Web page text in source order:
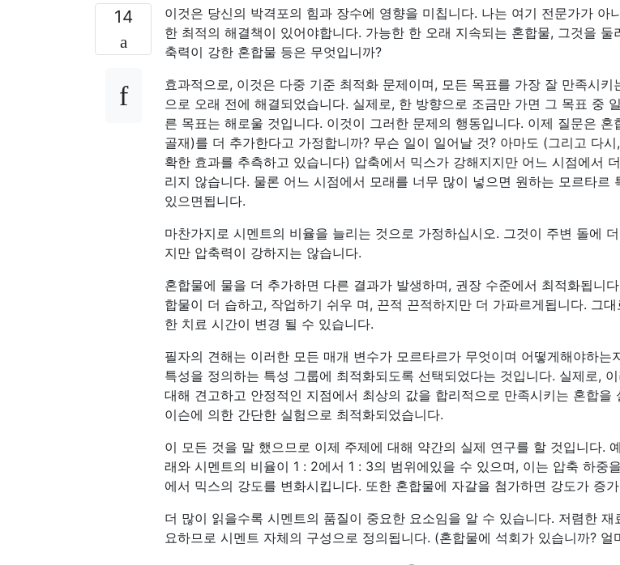
14
이것은 당신의 박격포의 힘과 장수에 영향을 미칩니다. 나는 여기 전문가가 아
한 최적의 해결책이 있어야합니다. 가능한 한 오래 지속되는 혼합물, 그것을
축력이 강한 혼합물 등은 무엇입니까?
효과적으로, 이것은 다중 기준 최적화 문제이며, 모든 목표를 가장 잘 만족시키
으로 오래 전에 해결되었습니다. 실제로, 한 방향으로 조금만 가면 그 목표 중
른 목표는 해로울 것입니다. 이것이 그러한 문제의 행동입니다. 이제 질문은 혼
골재)를 더 추가한다고 가정합니까? 무슨 일이 일어날 것? 아마도 (그리고 다
확한 효과를 추측하고 있습니다) 압축에서 믹스가 강해지지만 어느 시점에서
리지 않습니다. 물론 어느 시점에서 모래를 너무 많이 넣으면 원하는 모르타르
있으면됩니다.
마찬가지로 시멘트의 비율을 늘리는 것으로 가정하십시오. 그것이 주변 돌에
지만 압축력이 강하지는 않습니다.
혼합물에 물을 더 추가하면 다른 결과가 발생하며, 권장 수준에서 최적화됩니
합물이 더 습하고, 작업하기 쉬우 며, 끈적 끈적하지만 더 가파르게됩니다. 그
한 치료 시간이 변경 될 수 있습니다.
필자의 견해는 이러한 모든 매개 변수가 모르타르가 무엇이며 어떻게해야하는
특성을 정의하는 특성 그룹에 최적화되도록 선택되었다는 것입니다. 실제로,
대해 견고하고 안정적인 지점에서 최상의 값을 합리적으로 만족시키는 혼합을
이슨에 의한 간단한 실험으로 최적화되었습니다.
이 모든 것을 말 했으므로 이제 주제에 대해 약간의 실제 연구를 할 것입니다.
래와 시멘트의 비율이 1 : 2에서 1 : 3의 범위에있을 수 있으며, 이는 압축 하중
에서 믹스의 강도를 변화시킵니다. 또한 혼합물에 자갈을 첨가하면 강도가 증
더 많이 읽을수록 시멘트의 품질이 중요한 요소임을 알 수 있습니다. 저렴한 재
요하므로 시멘트 자체의 구성으로 정의됩니다. (혼합물에 석회가 있습니까? 얼